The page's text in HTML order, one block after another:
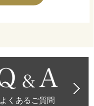
よくあるご質問